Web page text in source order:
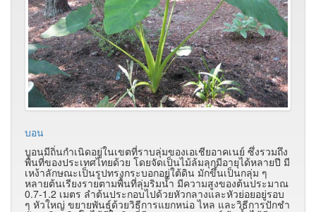
บอน
บอนมีถิ่นกำเนิดอยู่ในเขตที่ราบลุ่มของเอเชียอาคเนย์ ซึ่งรวมถึง
พื้นที่ของประเทศไทยด้วย โดยจัดเป็นไม้ล้มลุกมีอายุได้หลายปี มี
เหง้าลักษณะเป็นรูปทรงกระบอกอยู่ใต้ดิน มักขึ้นเป็นกลุ่ม ๆ
หลายต้นเรียงรายตามพื้นที่ลุ่มริมน้ำ มีความสูงของต้นประมาณ
0.7-1.2 เมตร ลำต้นประกอบไปด้วยหัวกลางและหัวย่อยอยู่รอบ
ๆ หัวใหญ่ ขยายพันธุ์ด้วยวิธีการแยกหน่อ ไหล และวิธีการปักชำ